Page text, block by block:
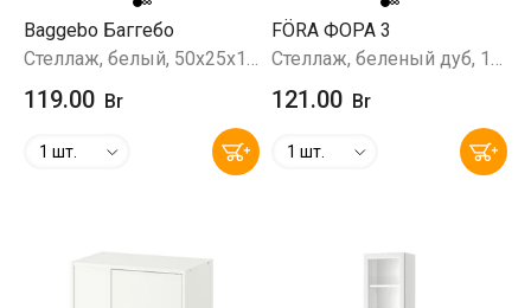
Baggebo Баггебо
Стеллаж, белый, 50x25x160 см
119.00 Br
1 шт.
FÖRA ФОРА 3
Стеллаж, беленый дуб, 112х42x38 см
121.00 Br
1 шт.